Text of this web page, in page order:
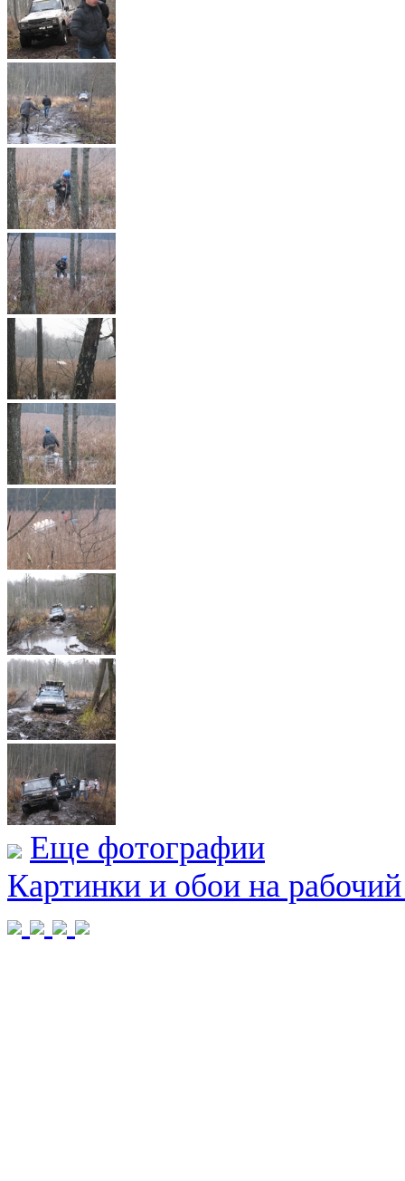
Еще фотографии
Картинки и обои на